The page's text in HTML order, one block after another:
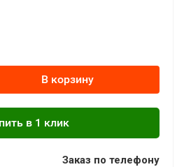
В корзину
Заказ по телефону